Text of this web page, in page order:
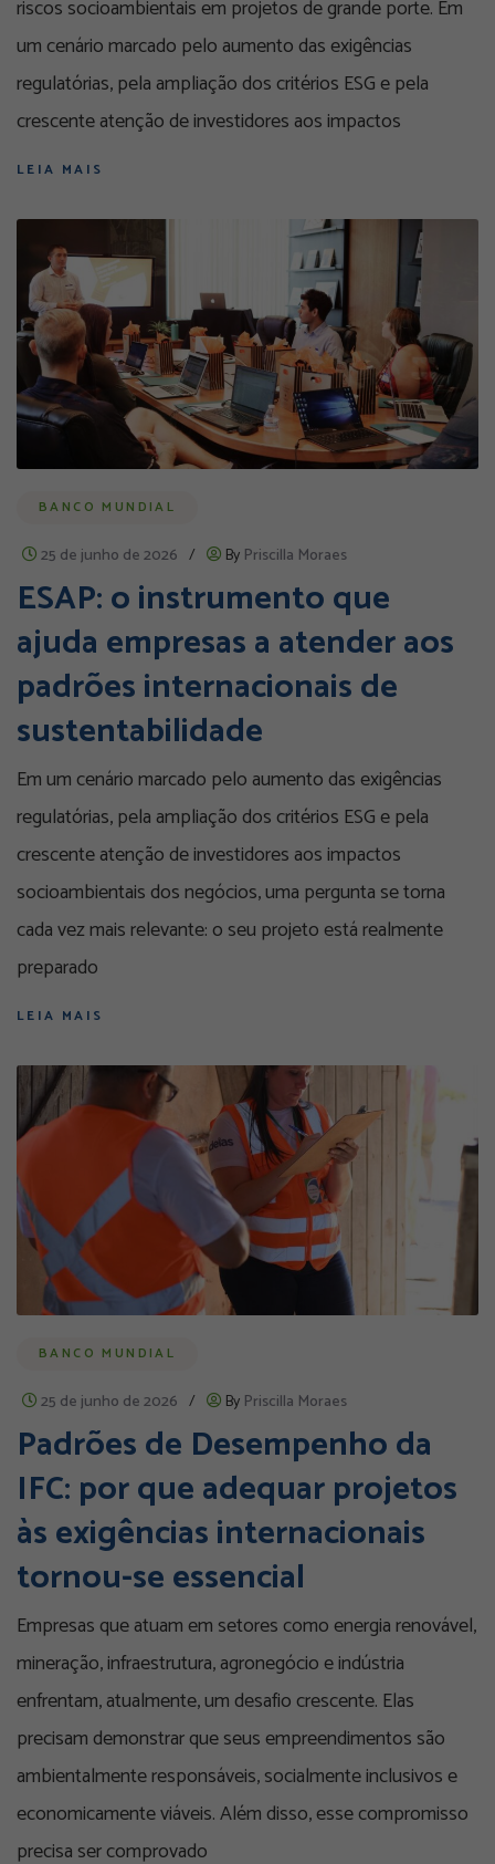
riscos socioambientais em projetos de grande porte. Em
um cenário marcado pelo aumento das exigências
regulatórias, pela ampliação dos critérios ESG e pela
crescente atenção de investidores aos impactos
LEIA MAIS
BANCO MUNDIAL
25 de junho de 2026 / By Priscilla Moraes
ESAP: o instrumento que
ajuda empresas a atender aos
padrões internacionais de
sustentabilidade
Em um cenário marcado pelo aumento das exigências
regulatórias, pela ampliação dos critérios ESG e pela
crescente atenção de investidores aos impactos
socioambientais dos negócios, uma pergunta se torna
cada vez mais relevante: o seu projeto está realmente
preparado
LEIA MAIS
BANCO MUNDIAL
25 de junho de 2026 / By Priscilla Moraes
Padrões de Desempenho da
IFC: por que adequar projetos
às exigências internacionais
tornou-se essencial
Empresas que atuam em setores como energia renovável,
mineração, infraestrutura, agronegócio e indústria
enfrentam, atualmente, um desafio crescente. Elas
precisam demonstrar que seus empreendimentos são
ambientalmente responsáveis, socialmente inclusivos e
economicamente viáveis. Além disso, esse compromisso
precisa ser comprovado